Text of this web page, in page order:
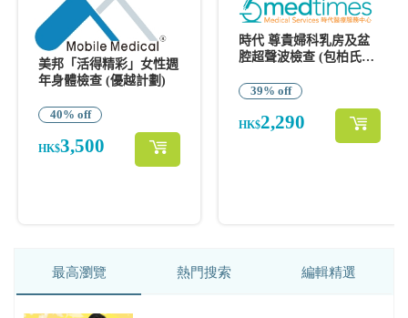
最高瀏覽 熱門搜索 編輯精選